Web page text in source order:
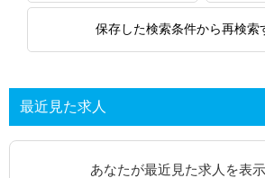
保存した検索条件から再検索
最近見た求人
あなたが最近見た求人を表